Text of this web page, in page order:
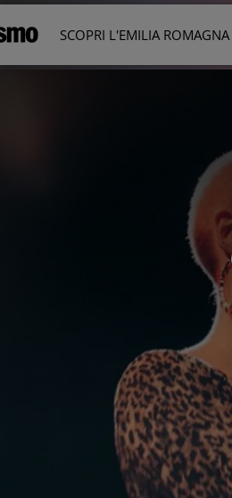
SCOPRI L'EMILIA ROMAGNA